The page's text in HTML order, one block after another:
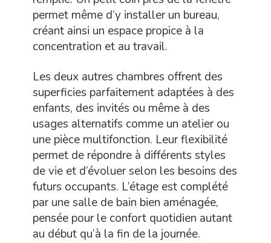
permet même d’y installer un bureau,
créant ainsi un espace propice à la
concentration et au travail.
Les deux autres chambres offrent des
superficies parfaitement adaptées à des
enfants, des invités ou même à des
usages alternatifs comme un atelier ou
une pièce multifonction. Leur flexibilité
permet de répondre à différents styles
de vie et d’évoluer selon les besoins des
futurs occupants. L’étage est complété
par une salle de bain bien aménagée,
pensée pour le confort quotidien autant
au début qu’à la fin de la journée.